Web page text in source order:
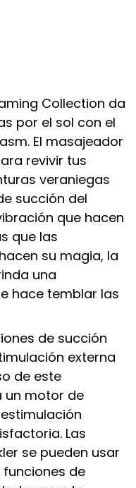
Collection da
por el sol con el
El masajeador
revivir tus
veraniegas
succión del
que hacen
que las
su magia, la
una
hace temblar las
de succión
externa
de este
un motor de
Las
se pueden usar
de